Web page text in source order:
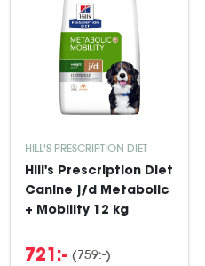
HILL'S PRESCRIPTION DIET
Hill's Prescription Diet
Canine j/d Metabolic
+ Mobility 12 kg
721:- (759:-)